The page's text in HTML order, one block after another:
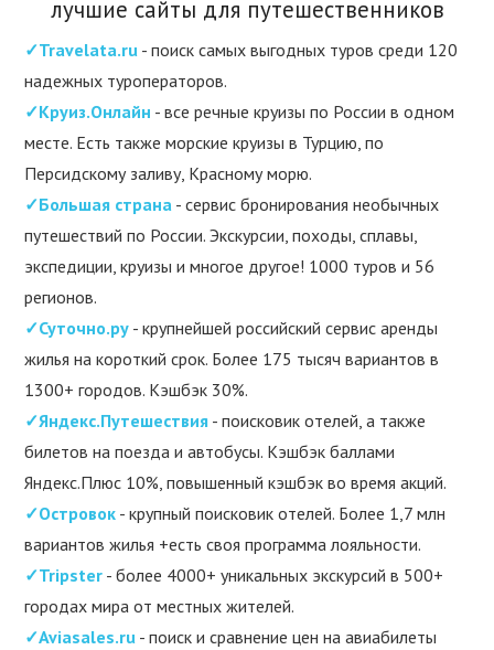
лучшие сайты для путешественников
✓Travelata.ru - поиск самых выгодных туров среди 120
надежных туроператоров.
✓Круиз.Онлайн - все речные круизы по России в одном
месте. Есть также морские круизы в Турцию, по
Персидскому заливу, Красному морю.
✓Большая страна - сервис бронирования необычных
путешествий по России. Экскурсии, походы, сплавы,
экспедиции, круизы и многое другое! 1000 туров и 56
регионов.
✓Суточно.ру - крупнейшей российский сервис аренды
жилья на короткий срок. Более 175 тысяч вариантов в
1300+ городов. Кэшбэк 30%.
✓Яндекс.Путешествия - поисковик отелей, а также
билетов на поезда и автобусы. Кэшбэк баллами
Яндекс.Плюс 10%, повышенный кэшбэк во время акций.
✓Островок - крупный поисковик отелей. Более 1,7 млн
вариантов жилья +есть своя программа лояльности.
✓Tripster - более 4000+ уникальных экскурсий в 500+
городах мира от местных жителей.
✓Aviasales.ru - поиск и сравнение цен на авиабилеты